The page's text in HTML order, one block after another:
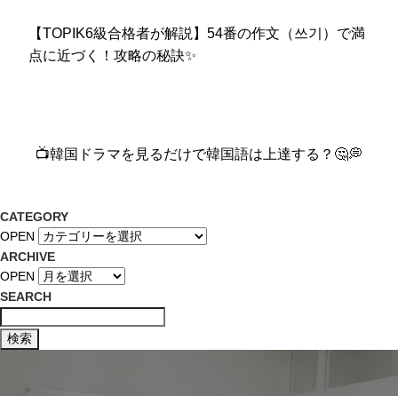
【TOPIK6級合格者が解説】54番の作文（쓰기）で満
点に近づく！攻略の秘訣✨
📺韓国ドラマを見るだけで韓国語は上達する？🤔💭
CATEGORY
OPEN
ARCHIVE
OPEN
SEARCH